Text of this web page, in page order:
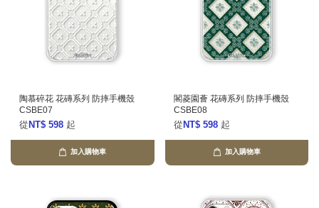
陶慕碎花 花磚系列 防摔手機殼
CSBE07
從 NT$ 598 起
加入購物車
閣菱園薈 花磚系列 防摔手機殼
CSBE08
從 NT$ 598 起
加入購物車